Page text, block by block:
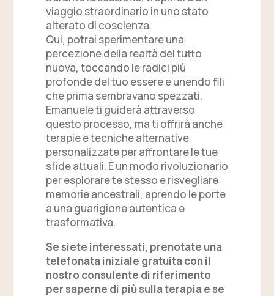
viaggio straordinario in uno stato
alterato di coscienza.
Qui, potrai sperimentare una
percezione della realtà del tutto
nuova, toccando le radici più
profonde del tuo essere e unendo fili
che prima sembravano spezzati.
Emanuele ti guiderà attraverso
questo processo, ma ti offrirà anche
terapie e tecniche alternative
personalizzate per affrontare le tue
sfide attuali. È un modo rivoluzionario
per esplorare te stesso e risvegliare
memorie ancestrali, aprendo le porte
a una guarigione autentica e
trasformativa.
Se siete interessati, prenotate una
telefonata iniziale gratuita con il
nostro consulente di riferimento
per saperne di più sulla terapia e se